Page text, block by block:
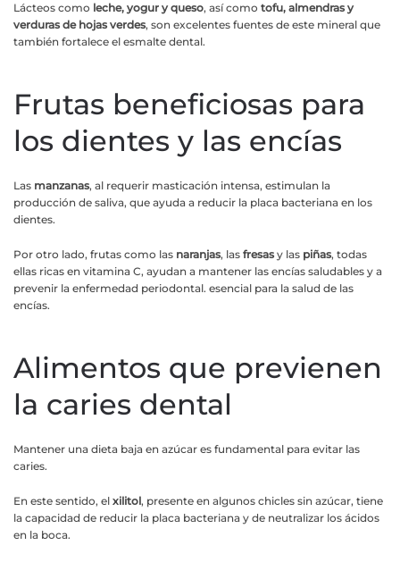
Lácteos como leche, yogur y queso, así como tofu, almendras y
verduras de hojas verdes, son excelentes fuentes de este mineral que
también fortalece el esmalte dental.
Frutas beneficiosas para
los dientes y las encías
Las manzanas, al requerir masticación intensa, estimulan la
producción de saliva, que ayuda a reducir la placa bacteriana en los
dientes.
Por otro lado, frutas como las naranjas, las fresas y las piñas, todas
ellas ricas en vitamina C, ayudan a mantener las encías saludables y a
prevenir la enfermedad periodontal. esencial para la salud de las
encías.
Alimentos que previenen
la caries dental
Mantener una dieta baja en azúcar es fundamental para evitar las
caries.
En este sentido, el xilitol, presente en algunos chicles sin azúcar, tiene
la capacidad de reducir la placa bacteriana y de neutralizar los ácidos
en la boca.